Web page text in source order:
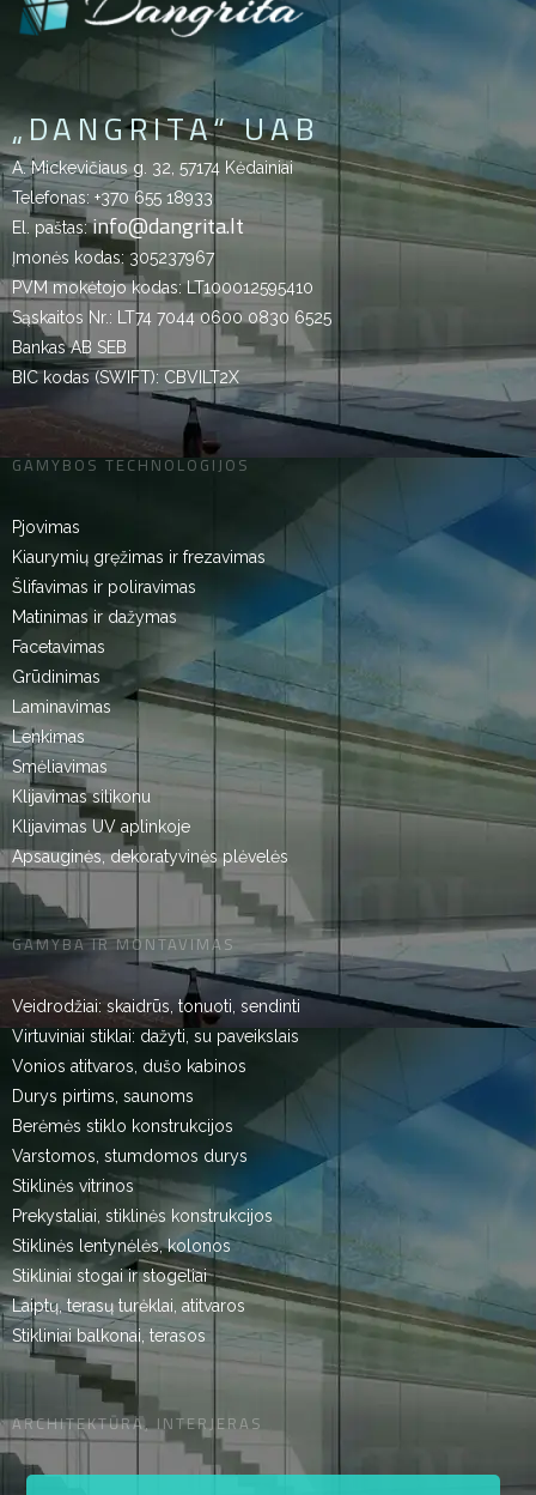
„DANGRITA“ UAB
A. Mickevičiaus g. 32, 57174 Kėdainiai
Telefonas: +370 655 18933
El. paštas:info@dangrita.lt
Įmonės kodas: 305237967
PVM mokėtojo kodas: LT100012595410
Sąskaitos Nr.: LT74 7044 0600 0830 6525
Bankas AB SEB
BIC kodas (SWIFT): CBVILT2X
GAMYBOS TECHNOLOGIJOS
Pjovimas
Kiaurymių gręžimas ir frezavimas
Šlifavimas ir poliravimas
Matinimas ir dažymas
Facetavimas
Grūdinimas
Laminavimas
Lenkimas
Smėliavimas
Klijavimas silikonu
Klijavimas UV aplinkoje
Apsauginės, dekoratyvinės plėvelės
GAMYBA IR MONTAVIMAS
Veidrodžiai: skaidrūs, tonuoti, sendinti
Virtuviniai stiklai: dažyti, su paveikslais
Vonios atitvaros, dušo kabinos
Durys pirtims, saunoms
Berėmės stiklo konstrukcijos
Varstomos, stumdomos durys
Stiklinės vitrinos
Prekystaliai, stiklinės konstrukcijos
Stiklinės lentynėlės, kolonos
Stikliniai stogai ir stogeliai
Laiptų, terasų turėklai, atitvaros
Stikliniai balkonai, terasos
ARCHITEKTŪRA, INTERJERAS